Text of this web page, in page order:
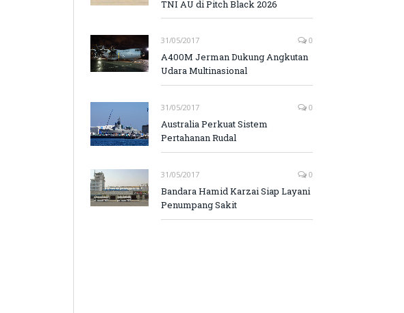
TNI AU di Pitch Black 2026
31/05/2017 0
A400M Jerman Dukung Angkutan
Udara Multinasional
31/05/2017 0
Australia Perkuat Sistem
Pertahanan Rudal
31/05/2017 0
Bandara Hamid Karzai Siap Layani
Penumpang Sakit